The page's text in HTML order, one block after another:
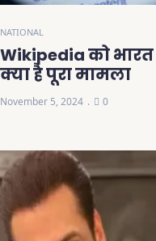
NATIONAL
Wikipedia को
क्या है पूरा मामला
November 5, 2024 0